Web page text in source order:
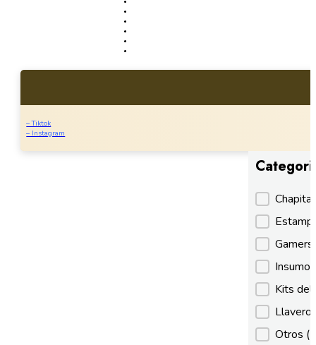
– Tiktok
– Instagram
Gamers
Kits
Otros